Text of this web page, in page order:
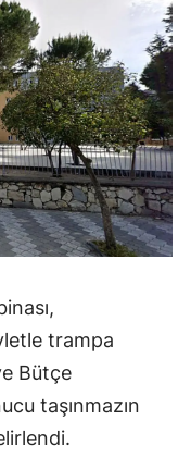
trampa
Bütçe
taşınmazın